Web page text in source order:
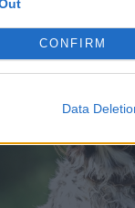
CONFIRM
Data